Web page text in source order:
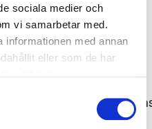
sociala medier och
vi samarbetar med.
informationen med annan
eller som de har
respektive
fotograf.
Källan ska
uppges,
fotografens/